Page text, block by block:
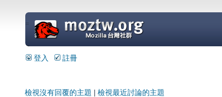
=
登入 註冊
檢視沒有回覆的主題 檢視最近討論的主題